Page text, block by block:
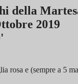
della
2019
e (sempre a 5